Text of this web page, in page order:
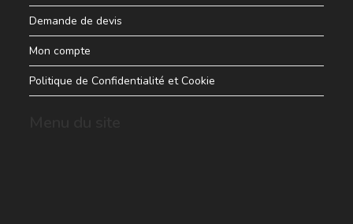
Demande de devis
Mon compte
Politique de Confidentialité et Cookie